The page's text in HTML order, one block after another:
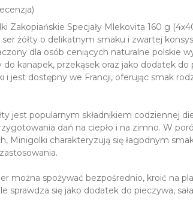
Zakopiańskie Specjały Mlekovita 160 g
żółty o delikatnym smaku i zwartej
dla osób ceniących naturalne polskie
do kanapek, przekąsek oraz jako dodatek do
i jest dostępny we Francji, oferując smak
jest popularnym składnikiem codziennej
dań na ciepło i na zimno. W
Minigolki charakteryzują się łagodnym
można spożywać bezpośrednio, kroić na
sprawdza się jako dodatek do pieczywa,